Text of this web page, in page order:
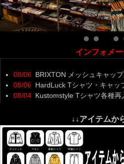
インフォメ
08/06 BRIXTON メッシュキャッ
08/06 HardLuck Tシャツ・キャッ
08/04 Kustomstyle Tシャツ各種再
熊本地震の影響により、九
が発生しております。ご理解の程
07/29 Cookman ショートパンツ
07/27 kustomstyle エアフレッシ
07/27 Kustomstyle 各種Tシャツ
↓↓アイテムか